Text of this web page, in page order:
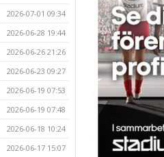
2026-07-01 09:34
2026-06-28 19:44
2026-06-26 21:26
2026-06-23 09:27
2026-06-19 07:53
2026-06-19 07:48
2026-06-18 10:24
2026-06-17 15:07